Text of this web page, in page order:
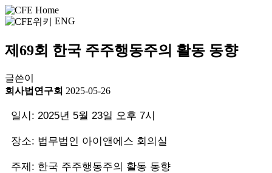
ENG
제69회 한국 주주행동주의 활동 동향
글쓴이
회사법연구회 2025-05-26
일시: 2025년 5월 23일 오후 7시
장소: 법무법인 아이앤에스 회의실
주제: 한국 주주행동주의 활동 동향